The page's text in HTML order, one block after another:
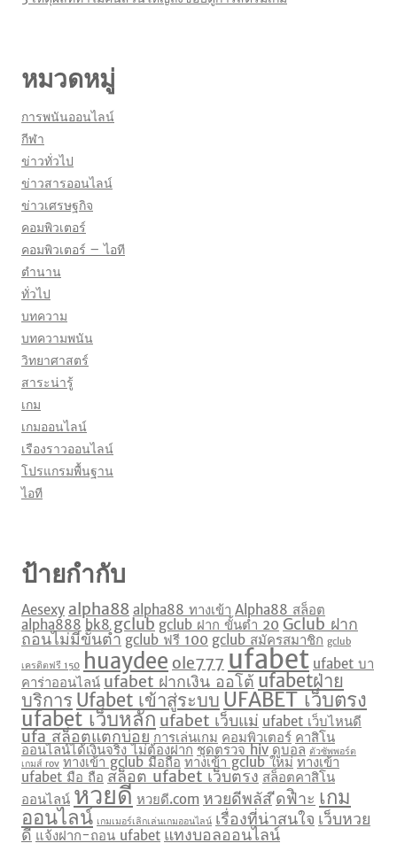
หมวดหมู่
การพนันออนไลน์
กีฬา
ข่าวทั่วไป
ข่าวสารออนไลน์
ข่าวเศรษฐกิจ
คอมพิวเตอร์
คอมพิวเตอร์ – ไอที
ตำนาน
ทั่วไป
บทความ
บทความพนัน
วิทยาศาสตร์
สาระน่ารู้
เกม
เกมออนไลน์
เรืองราวออนไลน์
โปรแกรมพื้นฐาน
ไอที
ป้ายกำกับ
Aesexy alpha88 alpha88 ทางเข้า Alpha88 สล็อต
alpha888 bk8 gclub gclub ฝาก ขั้นต่ำ 20 Gclub ฝาก
ถอนไม่มีขั้นต่ำ gclub ฟรี 100 gclub สมัครสมาชิก gclub
เครดิตฟรี 150 huaydee ole777 ufabet ufabet บา
คาร่าออนไลน์ ufabet ฝากเงิน ออโต้ ufabetฝ่าย
บริการ Ufabet เข้าสู่ระบบ UFABET เว็บตรง
ufabet เว็บหลัก ufabet เว็บแม่ ufabet เว็บไหนดี
ufa สล็อตแตกบ่อย การเล่นเกม คอมพิวเตอร์ คาสิโน
ออนไลน์ได้เงินจริง ไม่ต้องฝาก ชุดตรวจ hiv ดูบอล ตัวซัพพอร์ต
เกมส์ rov ทางเข้า gclub มือถือ ทางเข้า gclub ใหม่ ทางเข้า
ufabet มือ ถือ สล็อต ufabet เว็บตรง สล็อตคาสิโน
ออนไลน์ หวยดี หวยดี.com หวยดีพลัส ีดฟิำะ เกม
ออนไลน์ เกมเมอร์เลิกเล่นเกมออนไลน์ เรื่องที่น่าสนใจ เว็บหวย
ดี แจ้งฝาก-ถอน ufabet แทงบอลออนไลน์